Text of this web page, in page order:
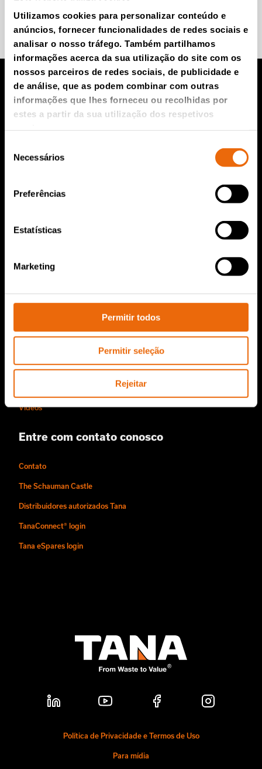
Utilizamos cookies para personalizar conteúdo e
anúncios, fornecer funcionalidades de redes sociais e
analisar o nosso tráfego. Também partilhamos
informações acerca da sua utilização do site com os
nossos parceiros de redes sociais, de publicidade e
de análise, que as podem combinar com outras
informações que lhes forneceu ou recolhidas por
estes a partir da sua utilização dos respetivos
deNecessários
Preferências
Estatísticas
Marketing
Permitir todos
Permitir seleção
Rejeitar
Participe e saiba mais.
Produtos TANA
Compactador para aterro da TANA
TanaConnect®
Peças de reposição TANA
Sobre nós
O estilo Tana de trabalhar
Vídeos
Entre com contato conosco
Contato
The Schauman Castle
Distribuidores autorizados Tana
TanaConnect® login
Tana eSpares login
Política de Privacidade e Termos de Uso
Para mídia